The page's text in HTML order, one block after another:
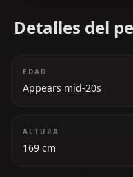
Detalles del
EDAD
Appears mid-20s
ALTURA
169 cm